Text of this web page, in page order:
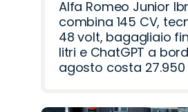
Alfa Romeo Junior
combina 145 CV,
48 volt, bagagliaio
litri e ChatGPT a
agosto costa 27.950